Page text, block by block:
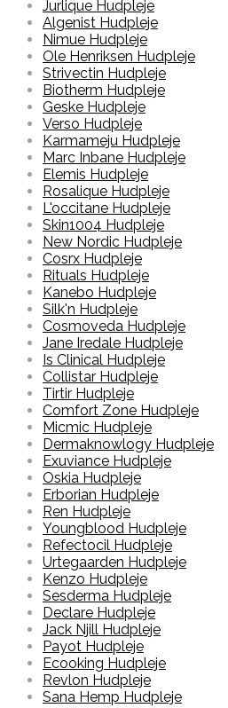
Jurlique Hudpleje
Algenist Hudpleje
Nimue Hudpleje
Ole Henriksen Hudpleje
Strivectin Hudpleje
Biotherm Hudpleje
Geske Hudpleje
Verso Hudpleje
Karmameju Hudpleje
Marc Inbane Hudpleje
Elemis Hudpleje
Rosalique Hudpleje
L'occitane Hudpleje
Skin1004 Hudpleje
New Nordic Hudpleje
Cosrx Hudpleje
Rituals Hudpleje
Kanebo Hudpleje
Silk'n Hudpleje
Cosmoveda Hudpleje
Jane Iredale Hudpleje
Is Clinical Hudpleje
Collistar Hudpleje
Tirtir Hudpleje
Comfort Zone Hudpleje
Micmic Hudpleje
Dermaknowlogy Hudpleje
Exuviance Hudpleje
Oskia Hudpleje
Erborian Hudpleje
Ren Hudpleje
Youngblood Hudpleje
Refectocil Hudpleje
Urtegaarden Hudpleje
Kenzo Hudpleje
Sesderma Hudpleje
Declare Hudpleje
Jack Njill Hudpleje
Payot Hudpleje
Ecooking Hudpleje
Revlon Hudpleje
Sana Hemp Hudpleje